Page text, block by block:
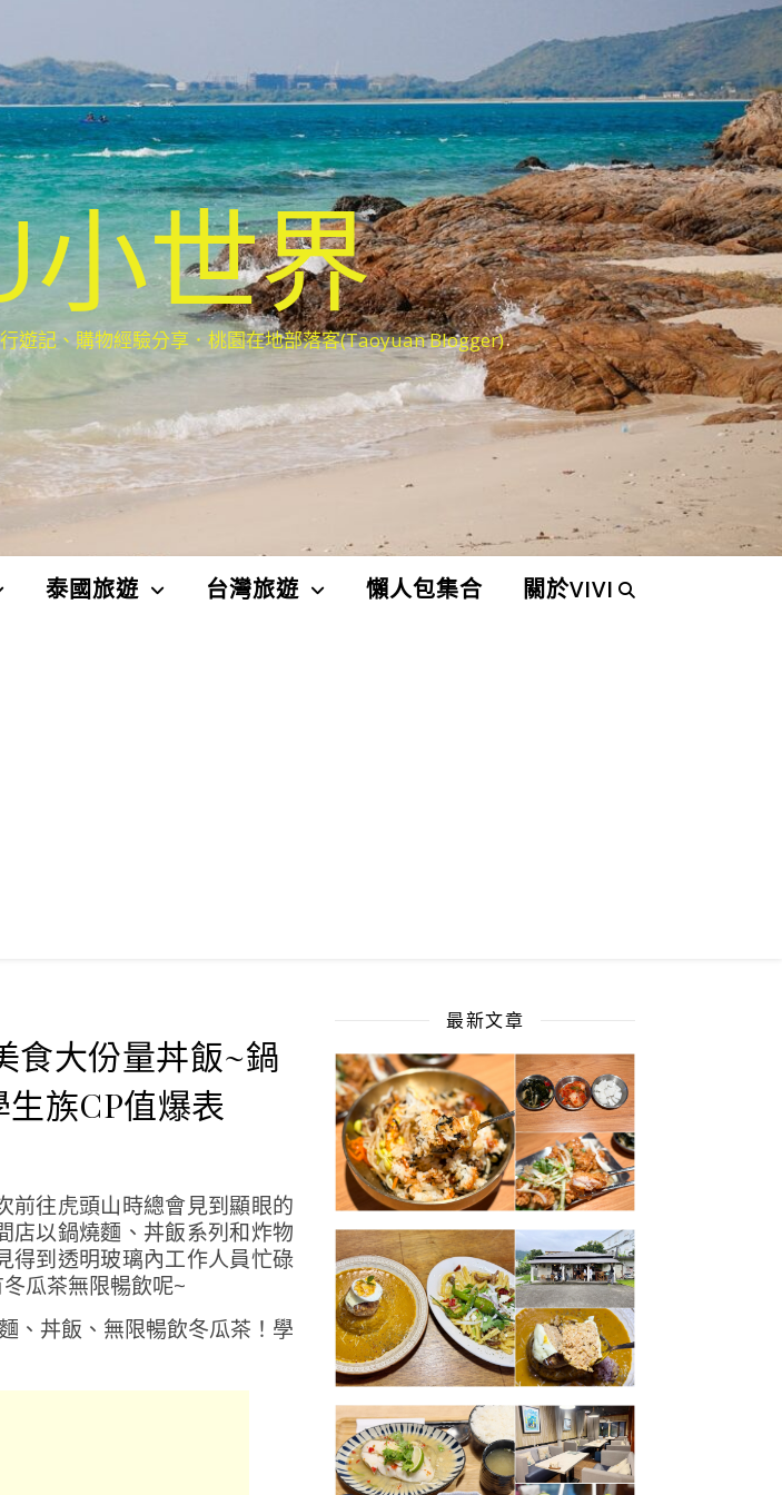
小世界
遊記、購物經驗分享．桃園在地部落客(Taoyuan Blogger)
泰國旅遊 台灣旅遊 懶人包集合 關於VIVI
食大份量丼飯~鍋
族CP值爆表
前往虎頭山時總會見到顯眼的
店以鍋燒麵、丼飯系列和炸物
得到透明玻璃內工作人員忙碌
瓜茶無限暢飲呢~
最新文章